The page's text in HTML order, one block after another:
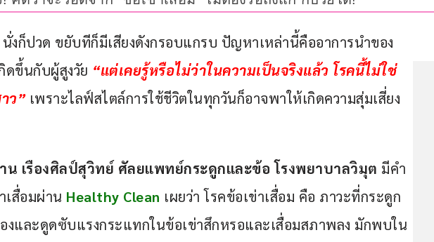
งก็ปวด ขยับทีก็มีเสียงดังกรอบแกรบ ปัญหาเหล่านี้คืออาการนำของ
ดขึ้นกับผู้สูงวัย “แต่เคยรู้หรือไม่ว่าในความเป็นจริงแล้ว โรคนี้ไม่ใช่
ว” เพราะไลฟ์สไตล์การใช้ชีวิตในทุกวันก็อาจพาให้เกิดความสุ่มเสี่ยง
เรืองศิลป์สุวิทย์ ศัลยแพทย์กระดูกและข้อ โรงพยาบาลวิมุต มีคำ
เสื่อมผ่าน Healthy Clean เผยว่า โรคข้อเข่าเสื่อม คือ ภาวะที่กระดูก
และดูดซับแรงกระแทกในข้อเข่าสึกหรอและเสื่อมสภาพลง มักพบใน